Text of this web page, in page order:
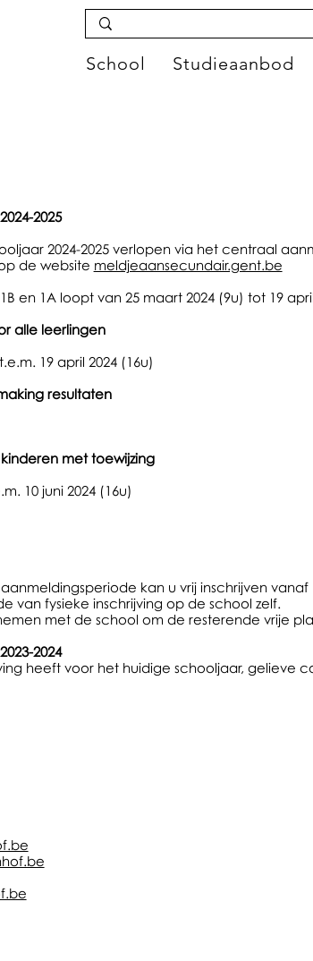
School Studieaanbod
2025
2024-2025 verlopen via het centraal
de website meldjeaansecundair.gent.be
en 1A loopt van 25 maart 2024 (9u) tot 19
alle leerlingen
19 april 2024 (16u)
resultaten
met toewijzing
10 juni 2024 (16u)
kan u vrij inschrijven vanaf
van fysieke inschrijving op de school zelf.
met de school om de resterende vrije
2024
heeft voor het huidige schooljaar, gelieve